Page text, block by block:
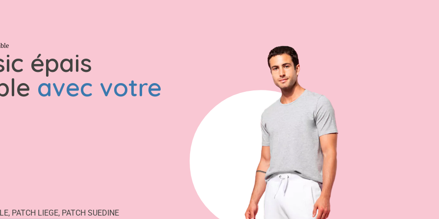
épais
avec votre
, PATCH LIEGE, PATCH SUEDINE